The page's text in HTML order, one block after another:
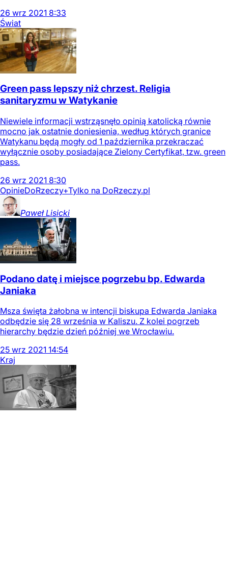
26 wrz 2021 8:33
Świat
Green pass lepszy niż chrzest. Religia
sanitaryzmu w Watykanie
Niewiele informacji wstrząsnęło opinią katolicką równie
mocno jak ostatnie doniesienia, według których granice
Watykanu będą mogły od 1 października przekraczać
wyłącznie osoby posiadające Zielony Certyfikat, tzw. green
pass.
26 wrz 2021 8:30
OpinieDoRzeczy+Tylko na DoRzeczy.pl
Paweł Lisicki
Podano datę i miejsce pogrzebu bp. Edwarda
Janiaka
Msza święta żałobna w intencji biskupa Edwarda Janiaka
odbędzie się 28 września w Kaliszu. Z kolei pogrzeb
hierarchy będzie dzień później we Wrocławiu.
25 wrz 2021 14:54
Kraj